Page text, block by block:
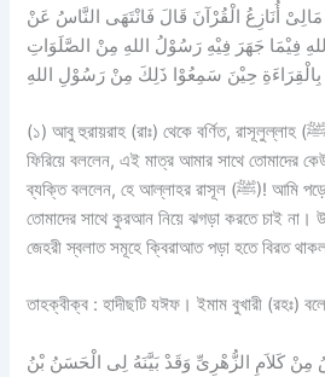
أُنَازِعُ الْقُرْآنَ قَالَ فَانْتَهَى النَّاسُ عَنْ
فِيْمَا جَهَرَ فِيْهِ رَسُوْلُ اللهِ مِنْ الصَّلَوَاتِ
(১) আবু হুরায়রাহ (রাঃ) থেকে বর্ণিত, রাসূলুল্লাহ (ﷺ) একদা জেহরী স্বলাতের সালাম
ফিরিয়ে বললেন, এই মাত্র আমার সাথে তোমাদের
ব্যক্তি বললেন, হে আল্লাহর রাসূল (ﷺ)! আমি পড়েছি। তিনি বললেন, আমি
তোমাদের সাথে কুরআন নিয়ে ঝগড়া করতে চাই না।
জেহরী স্বলাত সমূহে ক্বিরাআত পড়া হতে বিরত
তাহক্বীক্ব : হাদীছটিযঈফ । ইমাম বুখারী (রহঃ)
مِنْ كَلاَمِ الزُّهْرِىِّ وَقَدْ بَيَّنَهُ لِى الْحَسَنُ بْنُ